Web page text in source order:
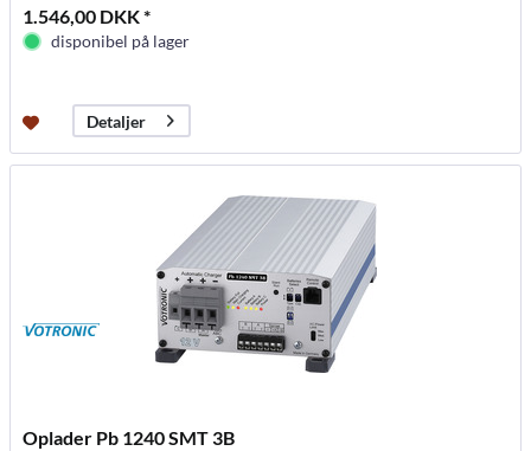
1.546,00 DKK *
disponibel på lager
Detaljer
Oplader Pb 1240 SMT 3B